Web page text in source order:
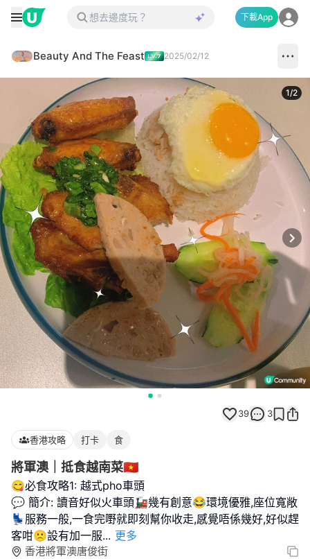
下載App
Beauty And The Feast 2025/02/12
1/2
39 3
香港攻略 打卡 食
將軍澳｜抵食越南菜🇻🇳
😋必食攻略1: 越式pho車頭
💬 簡介: 讀音好似火車頭🚂幾有創意😂環境優雅,座位寬敞
💺服務一般,一食完嘢就即刻幫你收走,感覺唔係幾好,好似趕
客咁🙁設有加一服... 更多
香港將軍澳唐俊街